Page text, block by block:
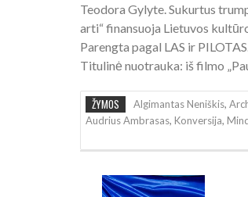
Teodora Gylyte. Sukurtus
arti“ finansuoja Lietuvos
Parengta pagal LAS ir
Titulinė nuotrauka: iš filmo
ŽYMOS Algimantas Neniškis,
Audrius Ambrasas, Konversija,